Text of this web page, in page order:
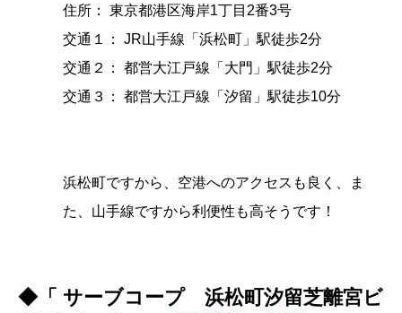
住所： 東京都港区海岸1丁目2番3号
交通１： JR山手線「浜松町」駅徒歩2分
交通２： 都営大江戸線「大門」駅徒歩2分
交通３： 都営大江戸線「汐留」駅徒歩10分
浜松町ですから、空港へのアクセスも良く、ま
た、山手線ですから利便性も高そうです！
◆「 サーブコープ 浜松町汐留芝離宮ビ